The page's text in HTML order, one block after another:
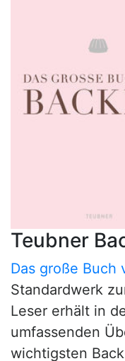
Teubner
Das große Buch
Standardwerk
Leser erhält in
umfassenden
wichtigsten